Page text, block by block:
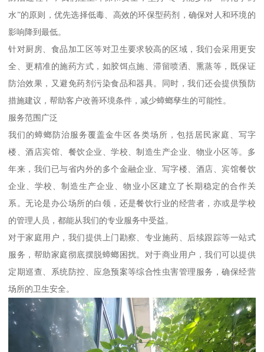
水”的原则，优先选择低毒、高效的环保型药剂，确保对人和环境的
影响降到最低。
针对厨房、食品加工区等对卫生要求较高的区域，我们会采用更安
全、更精准的施药方式，如胶饵点施、滞留喷洒、熏蒸等，既保证
防治效果，又避免药剂污染食品和器具。同时，我们还会提供预防
措施建议，帮助客户改善环境条件，减少蟑螂孳生的可能性。
服务范围广泛
我们的蟑螂防治服务覆盖金牛区各类场所，包括居民家庭、写字
楼、酒店宾馆、餐饮企业、学校、制造生产企业、物业小区等。多
年来，我们已与省内外的多个金融企业、写字楼、酒店、宾馆餐饮
企业、学校、制造生产企业、物业小区建立了长期稳定的合作关
系。无论是办公场所的白领，还是餐饮行业的经营者，亦或是学校
的管理人员，都能从我们的专业服务中受益。
对于家庭用户，我们提供上门勘察、专业施药、后续跟踪等一站式
服务，帮助家庭彻底摆脱蟑螂困扰。对于商业用户，我们可以提供
定期巡查、系统防控、应急预案等综合性虫害管理服务，确保经营
场所的卫生安全。